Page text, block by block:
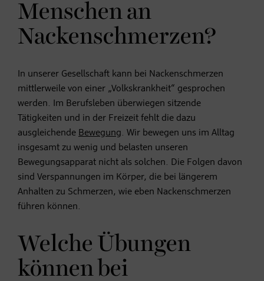
Menschen an
Nackenschmerzen?
In unserer Gesellschaft kann bei Nackenschmerzen
mittlerweile von einer „Volkskrankheit“ gesprochen
werden. Im Berufsleben überwiegen sitzende
Tätigkeiten und in der Freizeit fehlt die dazu
ausgleichende Bewegung. Wir bewegen uns im Alltag
insgesamt zu wenig und belasten unseren
Bewegungsapparat nicht als solchen. Die Folgen davon
sind Verspannungen im Körper, die bei längerem
Anhalten zu Schmerzen, wie eben Nackenschmerzen
führen können.
Welche Übungen
können bei